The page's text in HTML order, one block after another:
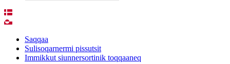
Saqqaa
Sulisoqarnermi pissutsit
Immikkut siunnersortinik toqqaaneq